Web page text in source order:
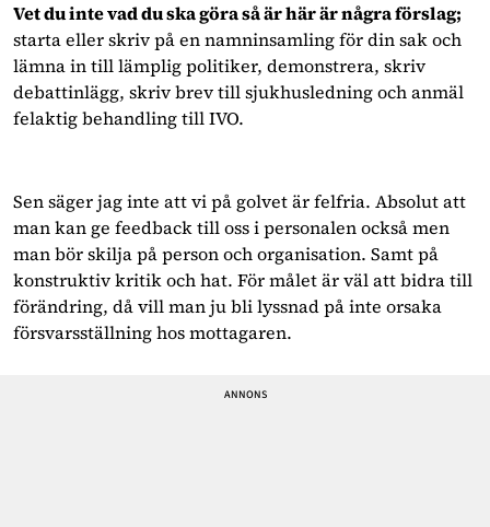
Vet du inte vad du ska göra så är här är några förslag;
starta eller skriv på en namninsamling för din sak och
lämna in till lämplig politiker, demonstrera, skriv
debattinlägg, skriv brev till sjukhusledning och anmäl
felaktig behandling till IVO.
Sen säger jag inte att vi på golvet är felfria. Absolut att
man kan ge feedback till oss i personalen också men
man bör skilja på person och organisation. Samt på
konstruktiv kritik och hat. För målet är väl att bidra till
förändring, då vill man ju bli lyssnad på inte orsaka
försvarsställning hos mottagaren.